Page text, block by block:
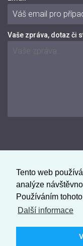
Tento web
analýze
Používáním
Další informace
Vaše zpráva, dotaz či